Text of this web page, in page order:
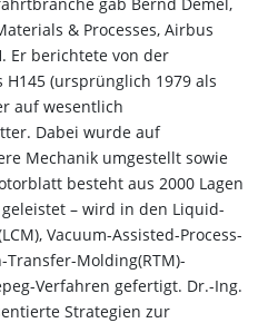
& Processes, Airbus
Er berichtete von der
(ursprünglich 1979 als
auf wesentlich
Dabei wurde auf
Mechanik umgestellt sowie
besteht aus 2000 Lagen
– wird in den Liquid-
Vacuum-Assisted-Process-
Molding(RTM)-
Verfahren gefertigt. Dr.-Ing.
Strategien zur